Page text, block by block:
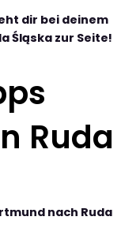
dir bei deinem
Śląska zur Seite!
Ruda
nach Ruda